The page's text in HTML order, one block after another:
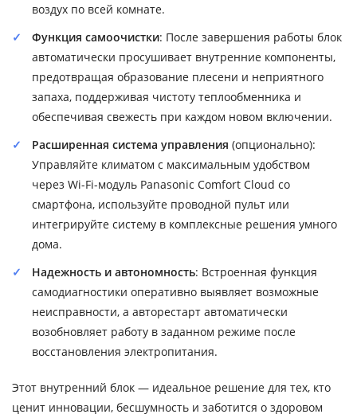
воздух по всей комнате.
Функция самоочистки: После завершения работы блок
автоматически просушивает внутренние компоненты,
предотвращая образование плесени и неприятного
запаха, поддерживая чистоту теплообменника и
обеспечивая свежесть при каждом новом включении.
Расширенная система управления (опционально):
Управляйте климатом с максимальным удобством
через Wi-Fi-модуль Panasonic Comfort Cloud со
смартфона, используйте проводной пульт или
интегрируйте систему в комплексные решения умного
дома.
Надежность и автономность: Встроенная функция
самодиагностики оперативно выявляет возможные
неисправности, а авторестарт автоматически
возобновляет работу в заданном режиме после
восстановления электропитания.
Этот внутренний блок — идеальное решение для тех, кто
ценит инновации, бесшумность и заботится о здоровом